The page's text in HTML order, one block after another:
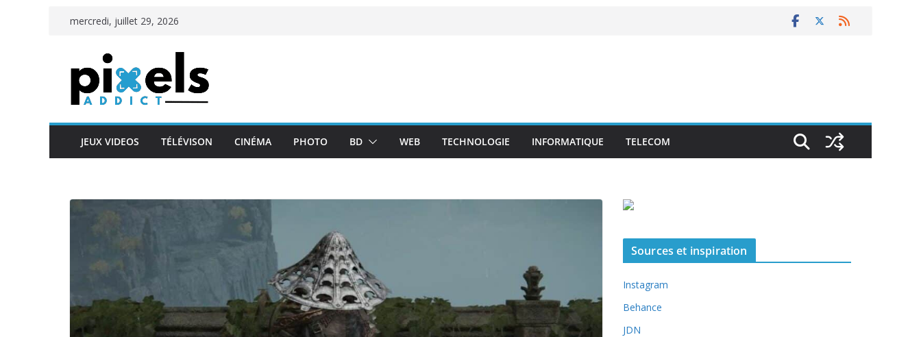
Passermercredi, juillet 29, 2026
JEUX VIDEOS TÉLÉVISON CINÉMA PHOTO BD WEB TECHNOLOGIE INFORMATIQUE TELECOM
Sources et inspiration
Instagram
Behance
JDN